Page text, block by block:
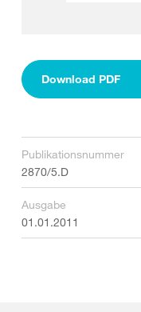
Download PDF
Publikationsnummer
2870/5.D
Ausgabe
01.01.2011